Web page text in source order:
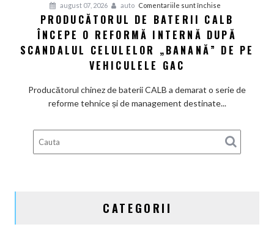
dolari
august 07, 2026 auto Comentariile sunt închise
Producătorul
de
baterii
scandalul
celulelor
PRODUCĂTORUL DE BATERII CALB
ÎNCEPE O REFORMĂ INTERNĂ DUPĂ
SCANDALUL CELULELOR „BANANĂ” DE PE
VEHICULELE GAC
Producătorul chinez de baterii CALB a demarat o serie de
reforme tehnice și de management destinate...
CATEGORII